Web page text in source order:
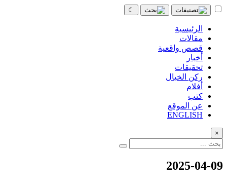
☾
الرئيسية
مقالات
قصص واقعية
أخبار
تحقيقات
ركن الخيال
أفلام
كتب
عن الموقع
ENGLISH
×
2025-04-09